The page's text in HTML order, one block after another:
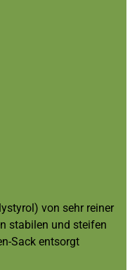
von sehr reiner
stabilen und steifen
Sack entsorgt